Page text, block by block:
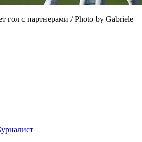
гол с партнерами / Photo by Gabriele